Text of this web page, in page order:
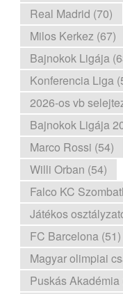
Real Madrid (70)
Milos Kerkez (67)
Bajnokok Ligája
Konferencia Liga
2026-os vb
Bajnokok Ligája
Marco Rossi (54)
Willi Orban (54)
Falco KC
Játékos
FC Barcelona (51)
Magyar olimpiai
Puskás Akadémia